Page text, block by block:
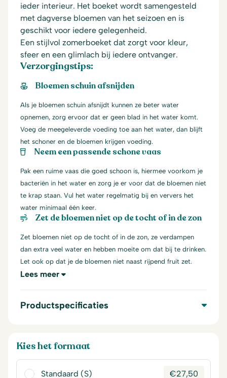
ieder interieur. Het boeket wordt samengesteld
met dagverse bloemen van het seizoen en is
geschikt voor iedere gelegenheid.
Een stijlvol zomerboeket dat zorgt voor kleur,
sfeer en een glimlach bij iedere ontvanger.
Verzorgingstips:
Bloemen schuin afsnijden
Als je bloemen schuin afsnijdt kunnen ze beter water
opnemen, zorg ervoor dat er geen blad in het water komt.
Voeg de meegeleverde voeding toe aan het water, dan blijft
het schoner en de bloemen krijgen voeding.
Neem een passende schone vaas
Pak een ruime vaas die goed schoon is, hiermee voorkom je
bacteriën in het water en zorg je er voor dat de bloemen niet
te krap staan. Vul het water regelmatig bij en ververs het
water minimaal één keer.
Zet de bloemen niet op de tocht of in de zon
Zet bloemen niet op de tocht of in de zon, ze verdampen
dan extra veel water en hebben moeite om dat bij te drinken.
Let ook op dat je de bloemen niet naast rijpend fruit zet.
Lees meer
Productspecificaties
Kies het formaat
Standaard (S) €27,50